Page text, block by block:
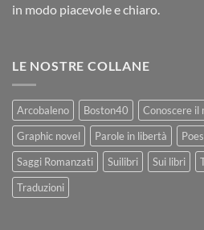
in modo piacevole e chiaro.
LE NOSTRE COLLANE
Arcobaleno Boston40 Conoscere il
Graphic novel
Parole in libertà
Saggi Romanzati
Suilibri Sui libri
Traduzioni